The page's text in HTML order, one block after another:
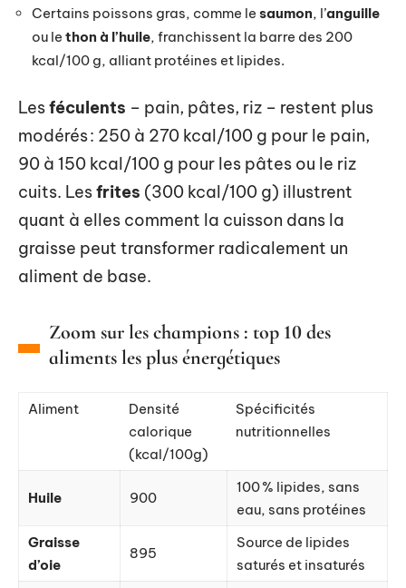
Certains poissons gras, comme le saumon, l’anguille
ou le thon à l’huile, franchissent la barre des 200
kcal/100 g, alliant protéines et lipides.
Lesféculents – pain, pâtes, riz – restent plus
modérés : 250 à 270 kcal/100 g pour le pain,
90 à 150 kcal/100 g pour les pâtes ou le riz
cuits. Lesfrites (300 kcal/100 g) illustrent
quant à elles comment la cuisson dans la
graisse peut transformer radicalement un
aliment de base.
Zoom sur les champions : top 10 des
aliments les plus énergétiques
Aliment
Densité
calorique
(kcal/100g)
Spécificités
nutritionnelles
Huile 900
100 % lipides, sans
eau, sans protéines
Graisse
d’oie
895
Source de lipides
saturés et insaturés